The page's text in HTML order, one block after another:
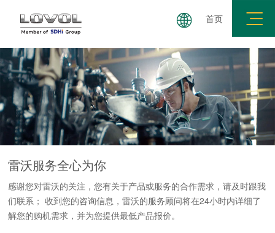
首页
服务品牌 环保信息 配件服务 在线留言
雷沃服务全心为你
感谢您对雷沃的关注，您有关于产品或服务的合作需求，请及时跟我
们联系； 收到您的咨询信息，雷沃的服务顾问将在24小时内详细了
解您的购机需求，并为您提供最低产品报价。